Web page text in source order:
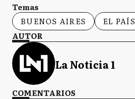
Temas
BUENOS AIRES
EL PAÍS
AUTOR
La Noticia 1
COMENTARIOS